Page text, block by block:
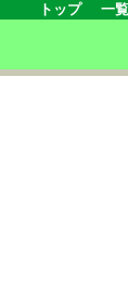
トップ 一覧